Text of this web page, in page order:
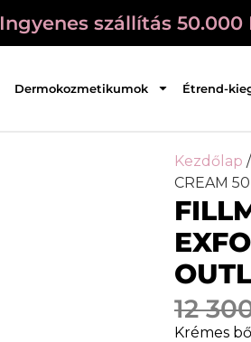
Ingyenes szállítás
Dermokozmetikumok Étrend-
Kezdőlap /
CREAM
12
Krémes